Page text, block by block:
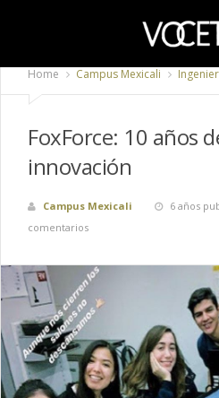
Home Campus Mexicali
FoxForce: 10 años
innovación
Campus Mexicali 6 años
comentarios